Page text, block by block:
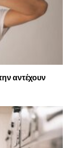
αντέχουν